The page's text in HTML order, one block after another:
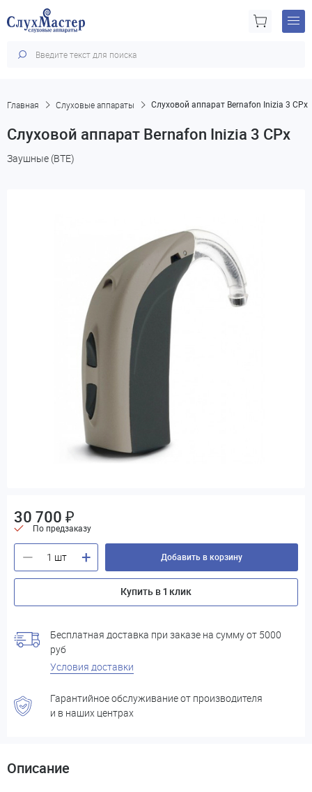
Главная Слуховые аппараты Слуховой аппарат Bernafon Inizia 3 CPx
Слуховой аппарат Bernafon Inizia 3 CPx
Заушные (BTE)
30 700 ₽
По предзаказу
— + Добавить в корзину
Купить в 1 клик
Бесплатная доставка при заказе на сумму от 5000
руб
Условия доставки
Гарантийное обслуживание от производителя
и в наших центрах
Описание